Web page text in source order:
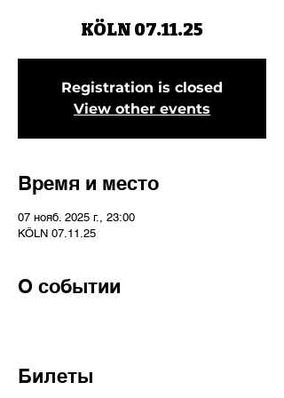
KÖLN 07.11.25
Registration is closed
View other events
Время и место
07 нояб. 2025 г., 23:00
KÖLN 07.11.25
О событии
Билеты